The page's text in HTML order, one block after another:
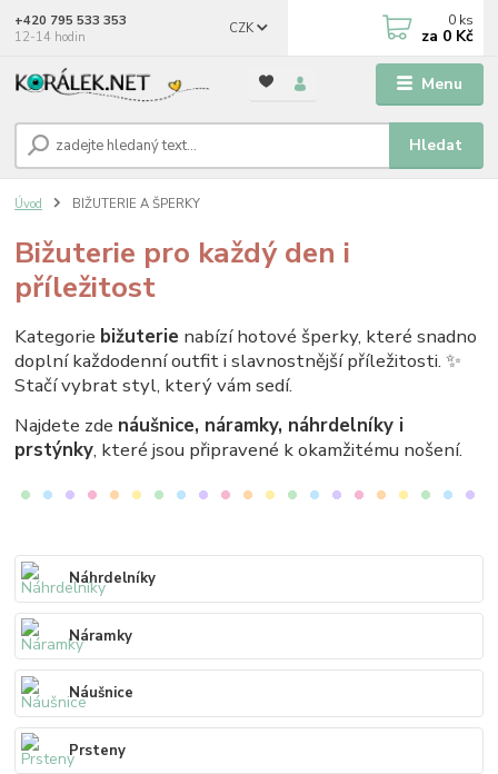
Menu
CZK
Hledat
+420 795 533 353
12-14 hodin
0 ks
za 0 Kč
Úvod BIŽUTERIE A ŠPERKY
Bižuterie pro každý den i
příležitost
Kategorie bižuterie nabízí hotové šperky, které snadno
doplní každodenní outfit i slavnostnější příležitosti. ✨
Stačí vybrat styl, který vám sedí.
Najdete zde náušnice, náramky, náhrdelníky i
prstýnky, které jsou připravené k okamžitému nošení.
Náhrdelníky
Náramky
Náušnice
Prsteny